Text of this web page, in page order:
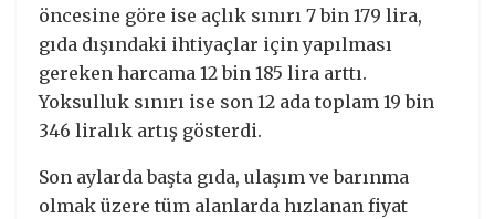
öncesine göre ise açlık sınırı 7 bin 179 lira,
gıda dışındaki ihtiyaçlar için yapılması
gereken harcama 12 bin 185 lira arttı.
Yoksulluk sınırı ise son 12 ada toplam 19 bin
346 liralık artış gösterdi.
Son aylarda başta gıda, ulaşım ve barınma
olmak üzere tüm alanlarda hızlanan fiyat